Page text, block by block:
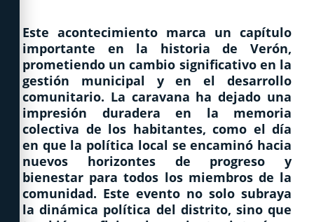
Este acontecimiento marca un capítulo
importante en la historia de Verón,
prometiendo un cambio significativo en la
gestión municipal y en el desarrollo
comunitario. La caravana ha dejado una
impresión duradera en la memoria
colectiva de los habitantes, como el día
en que la política local se encaminó hacia
nuevos horizontes de progreso y
bienestar para todos los miembros de la
comunidad. Este evento no solo subraya
la dinámica política del distrito, sino que